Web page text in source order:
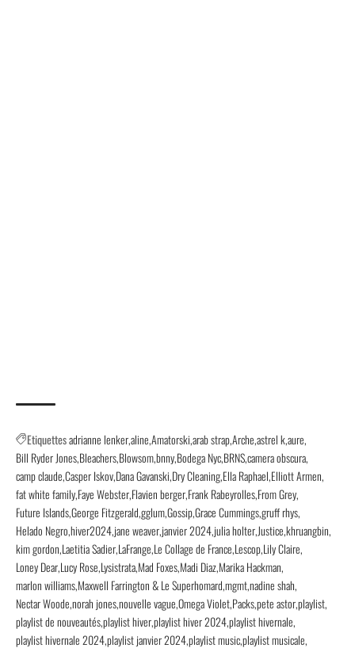
Etiquettesadrianne lenkeralineAmatorskiarab strapArcheastrel kaure
Bill Ryder JonesBleachersBlowsombnnyBodega NycBRNScamera obscura
camp claudeCasper IskovDana Gavanski Dry CleaningElla Raphael Elliott Armen
fat white familyFaye WebsterFlavien bergerFrank RabeyrollesFrom Grey
Future IslandsGeorge FitzgeraldgglumGossipGrace Cummingsgruff rhys
Helado Negrohiver2024jane weaverjanvier 2024julia holterJusticekhruangbin
kim gordon Laetitia SadierLaFrange Le Collage de France LescopLily Claire
Loney DearLucy Rose LysistrataMad FoxesMadi DiazMarika Hackman
marlon williamsMaxwell Farrington & Le Superhomardmgmtnadine shah
Nectar Woodenorah jonesnouvelle vagueOmega VioletPackspete astorplaylist
playlist de nouveautésplaylist hiverplaylist hiver 2024playlist hivernale
playlist hivernale 2024playlist janvier 2024playlist musicplaylist musicale